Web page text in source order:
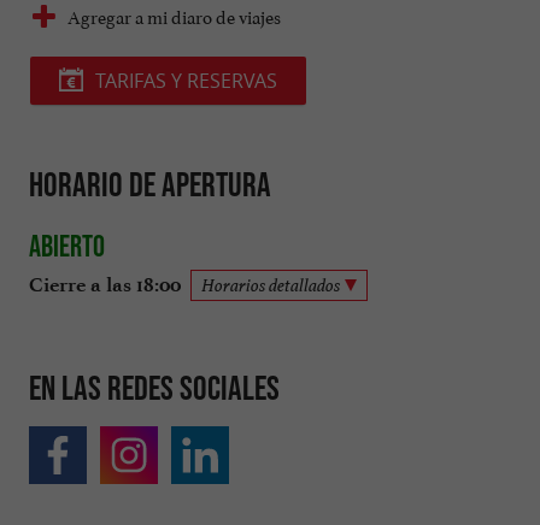
Agregar a mi diaro de viajes
TARIFAS Y RESERVAS
Horario de apertura
Abierto
Cierre a las 18:00 Horarios detallados
En las redes sociales